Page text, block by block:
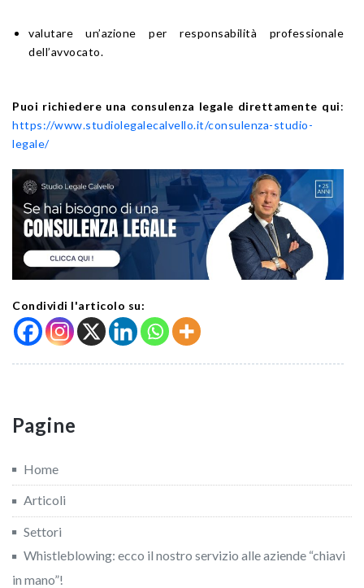
valutare un’azione per responsabilità professionale
dell’avvocato.
Puoi richiedere una consulenza legale direttamente qui:
https://www.studiolegalecalvello.it/consulenza-studio-
legale/
Condividi l'articolo su:
Pagine
Home
Articoli
Settori
Whistleblowing: ecco il nostro servizio alle aziende “chiavi
in mano”!